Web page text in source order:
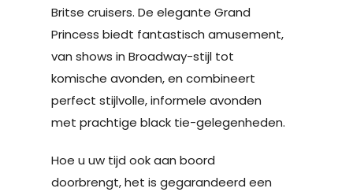
Britse cruisers. De elegante Grand
Princess biedt fantastisch amusement,
van shows in Broadway-stijl tot
komische avonden, en combineert
perfect stijlvolle, informele avonden
met prachtige black tie-gelegenheden.
Hoe u uw tijd ook aan boord
doorbrengt, het is gegarandeerd een